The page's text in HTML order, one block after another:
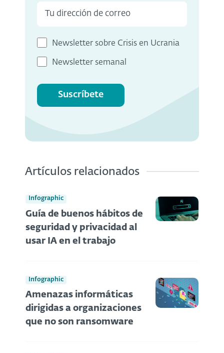
Newsletter sobre Crisis en Ucrania
Newsletter semanal
Suscríbete
Artículos relacionados
Infographic
Guía de buenos hábitos de
seguridad y privacidad al
usar IA en el trabajo
Infographic
Amenazas informáticas
dirigidas a organizaciones
que no son ransomware